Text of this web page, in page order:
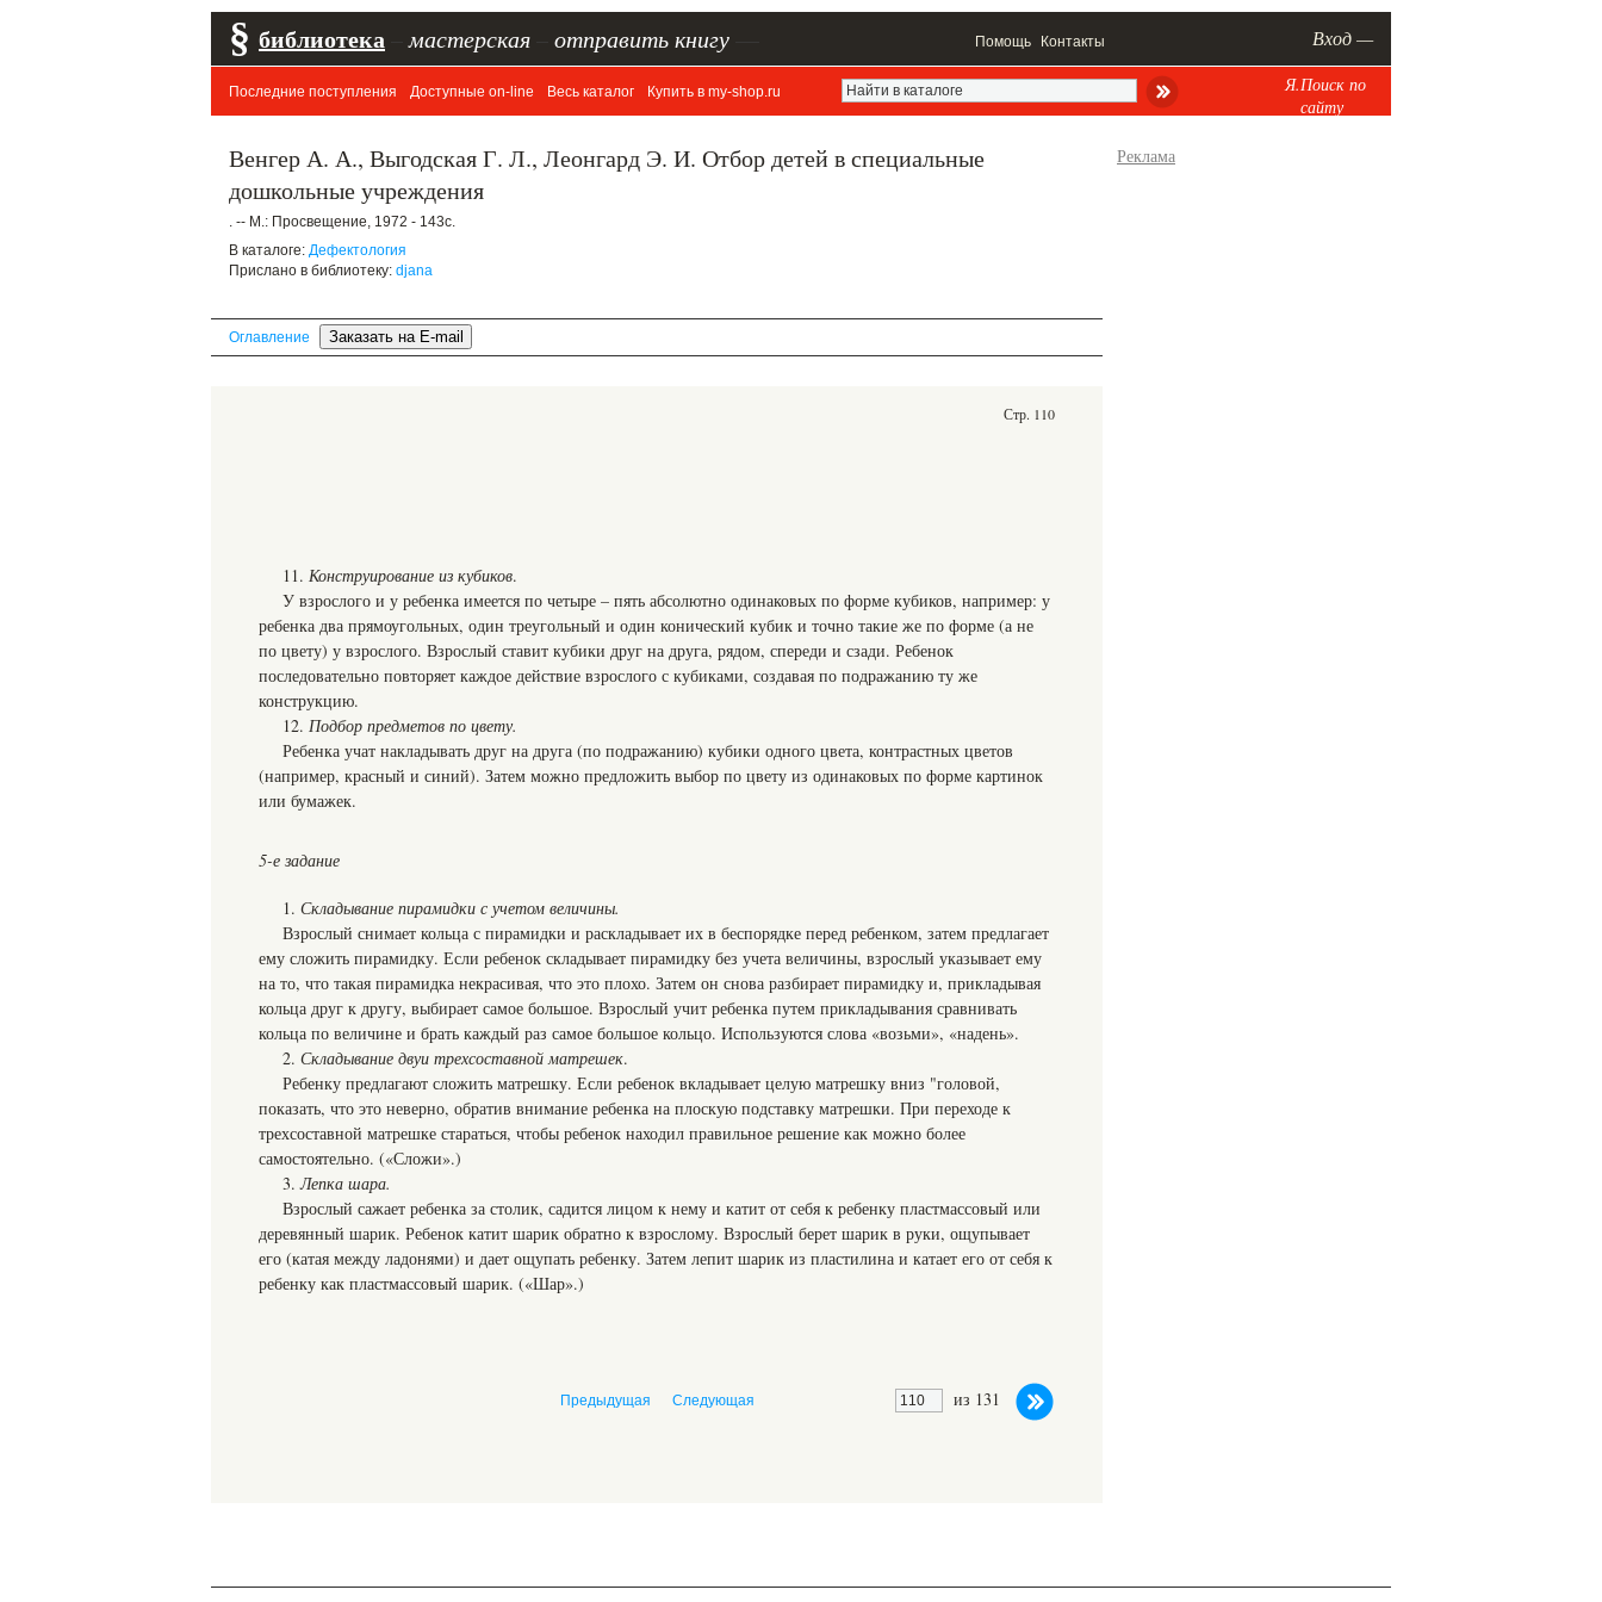
§ библиотека мастерская отправить книгу Помощь Контакты Вход —
Последние поступления Доступные on-line Весь каталог Купить в my-shop.ru
Я.Поиск по
сайту
Венгер А. А., Выгодская Г. Л., Леонгард Э. И. Отбор детей в специальные
дошкольные учреждения
. -- М.: Просвещение, 1972 - 143с.
В каталоге: Дефектология
Прислано в библиотеку: djana
Оглавление
Стр. 110
11. Конструирование из кубиков.
У взрослого и у ребенка имеется по четыре – пять абсолютно одинаковых по форме кубиков, например: у
ребенка два прямоугольных, один треугольный и один конический кубик и точно такие же по форме (а не
по цвету) у взрослого. Взрослый ставит кубики друг на друга, рядом, спереди и сзади. Ребенок
последовательно повторяет каждое действие взрослого с кубиками, создавая по подражанию ту же
конструкцию.
12. Подбор предметов по цвету.
Ребенка учат накладывать друг на друга (по подражанию) кубики одного цвета, контрастных цветов
(например, красный и синий). Затем можно предложить выбор по цвету из одинаковых по форме картинок
или бумажек.
5-е задание
1. Складывание пирамидки с учетом величины.
Взрослый снимает кольца с пирамидки и раскладывает их в беспорядке перед ребенком, затем предлагает
ему сложить пирамидку. Если ребенок складывает пирамидку без учета величины, взрослый указывает ему
на то, что такая пирамидка некрасивая, что это плохо. Затем он снова разбирает пирамидку и, прикладывая
кольца друг к другу, выбирает самое большое. Взрослый учит ребенка путем прикладывания сравнивать
кольца по величине и брать каждый раз самое большое кольцо. Используются слова «возьми», «надень».
2. Складывание двуи трехсоставной матрешек.
Ребенку предлагают сложить матрешку. Если ребенок вкладывает целую матрешку вниз "головой,
показать, что это неверно, обратив внимание ребенка на плоскую подставку матрешки. При переходе к
трехсоставной матрешке стараться, чтобы ребенок находил правильное решение как можно более
самостоятельно. («Сложи».)
3.Лепка шара.
Взрослый сажает ребенка за столик, садится лицом к нему и катит от себя к ребенку пластмассовый или
деревянный шарик. Ребенок катит шарик обратно к взрослому. Взрослый берет шарик в руки, ощупывает
его (катая между ладонями) и дает ощупать ребенку. Затем лепит шарик из пластилина и катает его от себя к
ребенку как пластмассовый шарик. («Шар».)
из 131
Предыдущая Следующая
Реклама